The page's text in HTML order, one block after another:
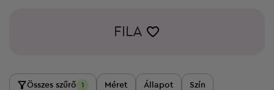
FILA
Összes szűrő 1 Méret Állapot Szín